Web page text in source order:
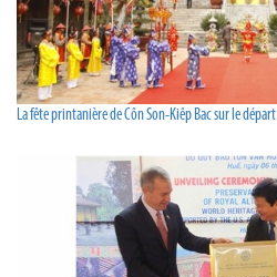
La fête printanière de Côn Son-Kiêp Bac sur le départ